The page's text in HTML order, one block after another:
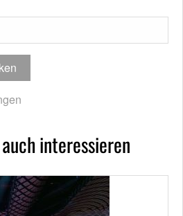
interessieren